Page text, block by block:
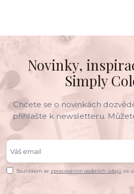
Novinky,
Simply
Chcete se o novinkách
přihlašte k newsletteru.
Souhlasím se zpracováním osobních údajů za